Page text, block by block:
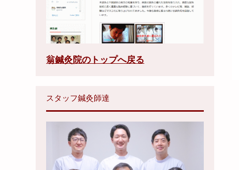
翁鍼灸院のトップへ戻る
スタッフ鍼灸師達